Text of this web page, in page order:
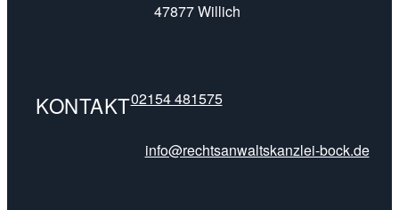
47877 Willich
KONTAKT02154 481575
info@rechtsanwaltskanzlei-bock.de